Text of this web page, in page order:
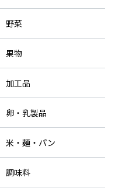
野菜
果物
加工品
卵・乳製品
米・麺・パン
調味料